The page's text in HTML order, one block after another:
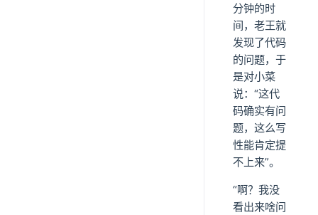
分钟的时
间，老王就
发现了代码
的问题，于
是对小菜
说：“这代
码确实有问
题，这么写
性能肯定提
不上来”。
“啊？我没
看出来啥问